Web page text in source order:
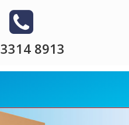
3314 8913